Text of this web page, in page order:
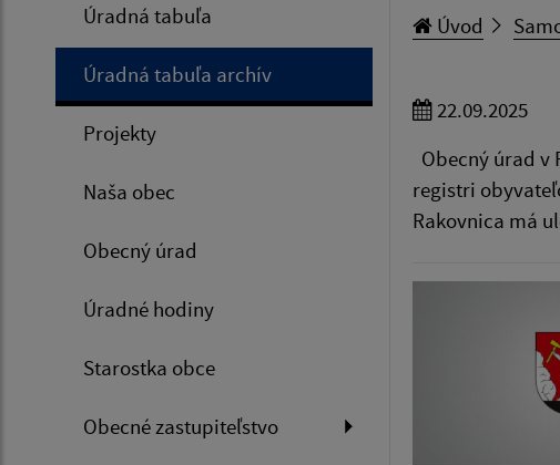
Úradná tabuľa
Úradná tabuľa archív
Projekty
Naša obec
Obecný úrad
Úradné hodiny
Starostka obce
Obecné zastupiteľstvo
Úvod
22.09.2025
Obecný úrad v
registri
Rakovnica má